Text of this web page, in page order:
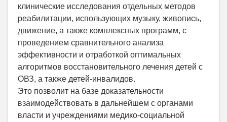
клинические исследования отдельных методов
реабилитации, использующих музыку, живопись,
движение, а также комплексных программ, с
проведением сравнительного анализа
эффективности и отработкой оптимальных
алгоритмов восстановительного лечения детей с
ОВЗ, а также детей-инвалидов.
Это позволит на базе доказательности
взаимодействовать в дальнейшем с органами
власти и учреждениями медико-социальной